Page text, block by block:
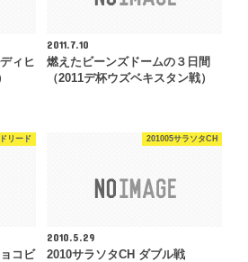
ィヒ
2011.7.10
燃えたビーンズドームの３日間
（2011デ杯ウズベキスタン戦）
リード
コビ
201005サラソタCH
2010.5.29
2010サラソタCH ダブル戦